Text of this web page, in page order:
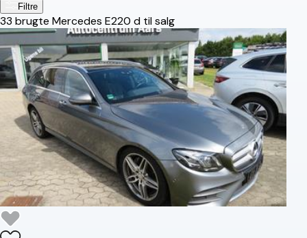
Filtre
33 brugte Mercedes E220 d til salg